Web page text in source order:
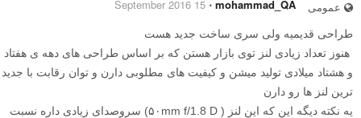
عمومی mohammad_QA
⋅
15 September 2016
طراحی قدیمیه ولی سری ساخت جدید هست
هنوز تعداد زیادی لنز توی بازار هستن که بر اساس طراحی های دهه ی هفتاد
و هشتاد میلادی تولید میشن و کیفیت های مطلوبی دارن و توان رقابت با جدید
ترین لنز ها رو دارن
یه نکته دیگه این که این لنز ( ۵۰mm f/1.8 D) سروصدای زیادی داره نسبت